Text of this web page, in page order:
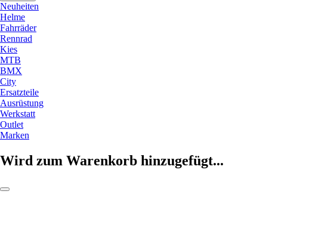
Neuheiten
Helme
Fahrräder
Rennrad
Kies
MTB
BMX
City
Ersatzteile
Ausrüstung
Werkstatt
Outlet
Marken
Wird zum Warenkorb hinzugefügt...